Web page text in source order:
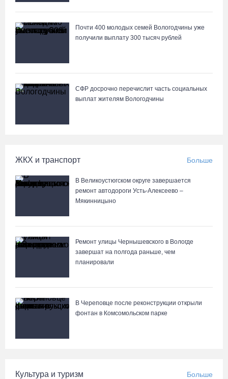
Почти 400 молодых семей Вологодчины уже
получили выплату 300 тысяч рублей
СФР досрочно перечислит часть социальных
выплат жителям Вологодчины
ЖКХ и транспорт Больше
В Великоустюгском округе завершается
ремонт автодороги Усть-Алексеево –
Мякинницыно
Ремонт улицы Чернышевского в Вологде
завершат на полгода раньше, чем
планировали
В Череповце после реконструкции открыли
фонтан в Комсомольском парке
Культура и туризм Больше